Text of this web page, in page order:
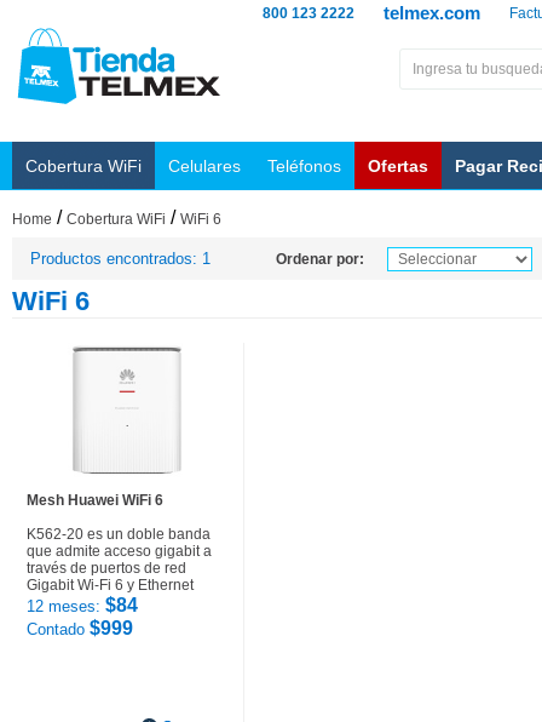
telmex.com
800 123 2222
Cobertura WiFi Celulares Teléfonos Ofertas Pagar
Home / Cobertura WiFi / WiFi 6
Productos encontrados: 1 Ordenar por:
WiFi 6
Mesh Huawei WiFi 6
K562-20 es un doble banda
que admite acceso gigabit a
través de puertos de red
Gigabit Wi-Fi 6 y Ethernet
12 meses: $84
Contado $999